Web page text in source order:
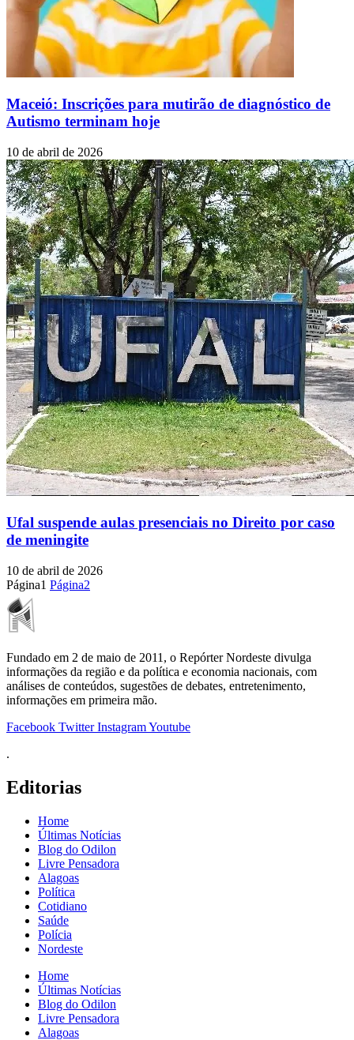
Maceió: Inscrições para mutirão de diagnóstico de
Autismo terminam hoje
10 de abril de 2026
Ufal suspende aulas presenciais no Direito por caso
de meningite
10 de abril de 2026
Página1 Página2
Fundado em 2 de maio de 2011, o Repórter Nordeste divulga
informações da região e da política e economia nacionais, com
análises de conteúdos, sugestões de debates, entretenimento,
informações em primeira mão.
Facebook Twitter InstagramYoutube
.
Editorias
Home
Últimas Notícias
Blog do Odilon
Livre Pensadora
Alagoas
Política
Cotidiano
Saúde
Polícia
Nordeste
Home
Últimas Notícias
Blog do Odilon
Livre Pensadora
Alagoas